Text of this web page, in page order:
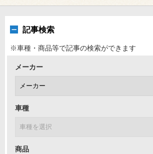
記事検索
※車種・商品等で記事の検索ができます
メーカー
車種
商品